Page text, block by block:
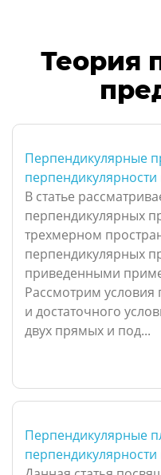
Теория
Перпендикулярные
В статье
перпендикулярных
трехмерном
перпендикулярных
приведенными
Рассмотрим
и достаточного
двух прямых и под...
Перпендикулярные
перпендикулярности